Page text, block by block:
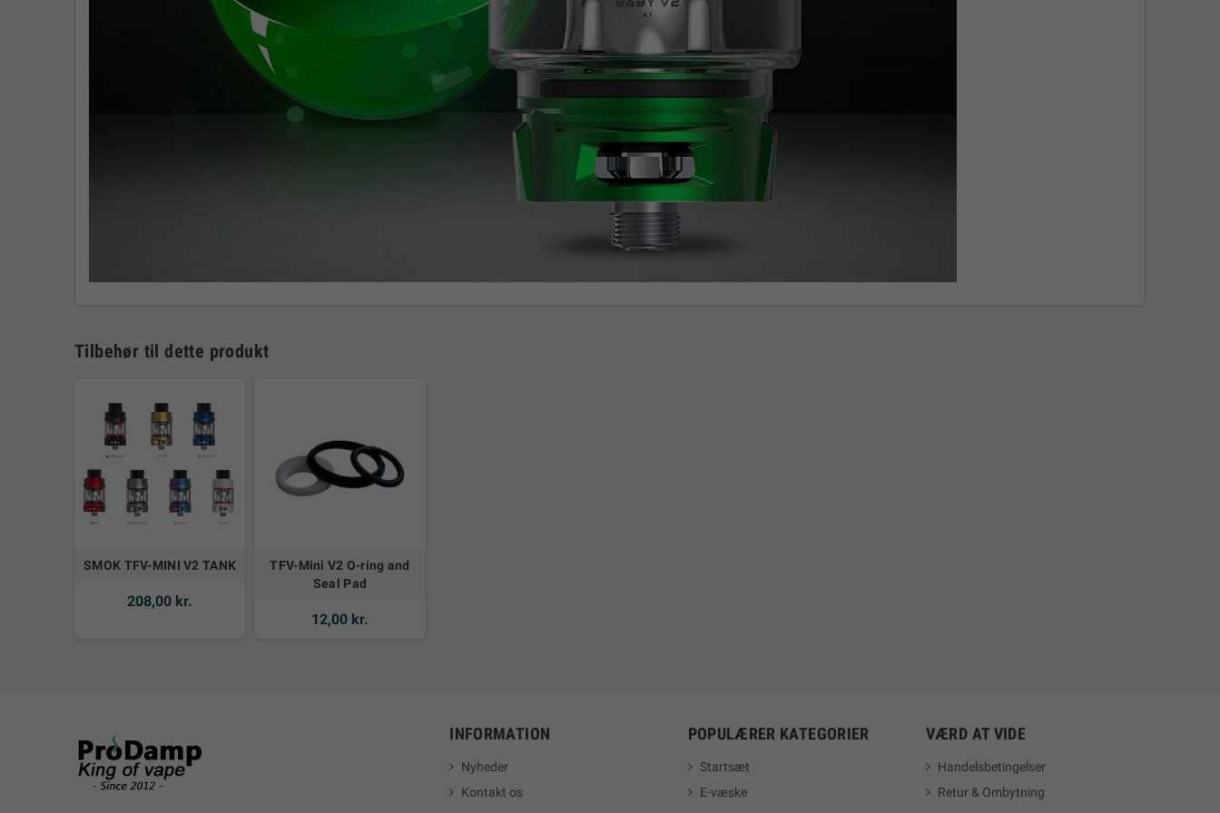
Tilbehør til dette produkt
SMOK TFV-MINI V2 TANK
208,00 kr.
TFV-Mini V2 O-ring and
Seal Pad
12,00 kr.
INFORMATION
Nyheder
Kontakt os
POPULÆRER KATEGORIER
Startsæt
E-væske
VÆRD AT VIDE
Handelsbetingelser
Retur & Ombytning